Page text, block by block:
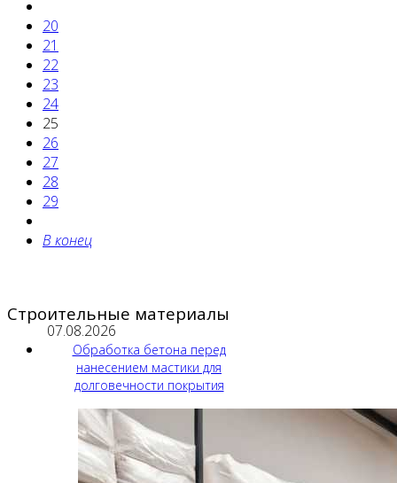
20
21
22
23
24
25
26
27
28
29
В конец
Строительные материалы
07.08.2026
Обработка бетона перед
нанесением мастики для
долговечности покрытия